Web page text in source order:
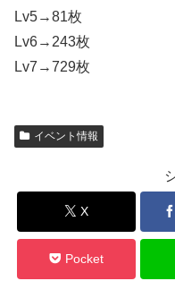
Lv5→81枚
Lv6→243枚
Lv7→729枚
イベント情報
X
Pocket